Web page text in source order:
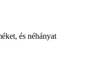
és néhányat